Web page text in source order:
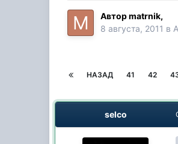
Авторmatrnik,
8 августа, 2011 в
НАЗАД 41 42
selco